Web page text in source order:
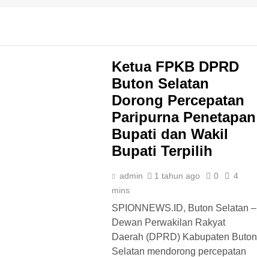
Ketua FPKB DPRD
Buton Selatan
Dorong Percepatan
Paripurna Penetapan
Bupati dan Wakil
Bupati Terpilih
admin 1 tahun ago 0
4
mins
SPIONNEWS.ID, Buton Selatan –
Dewan Perwakilan Rakyat
Daerah (DPRD) Kabupaten Buton
Selatan mendorong percepatan